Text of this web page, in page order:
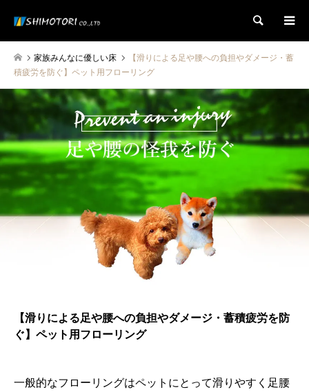
検索
家族みんなに優しい床
【滑りによる足や腰への負担やダメージ・蓄
積疲労を防ぐ】ペット用フローリング
【滑りによる足や腰への負担やダメージ・蓄積疲労を防
ぐ】ペット用フローリング
一般的なフローリングはペットにとって滑りやすく足腰